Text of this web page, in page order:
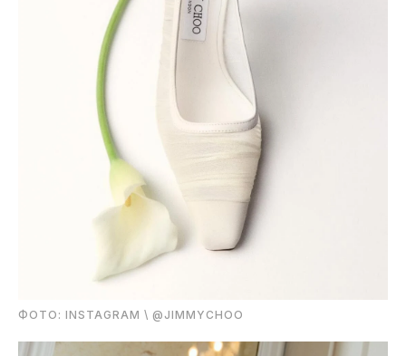
ФОТО: INSTAGRAM \ @JIMMYCHOO